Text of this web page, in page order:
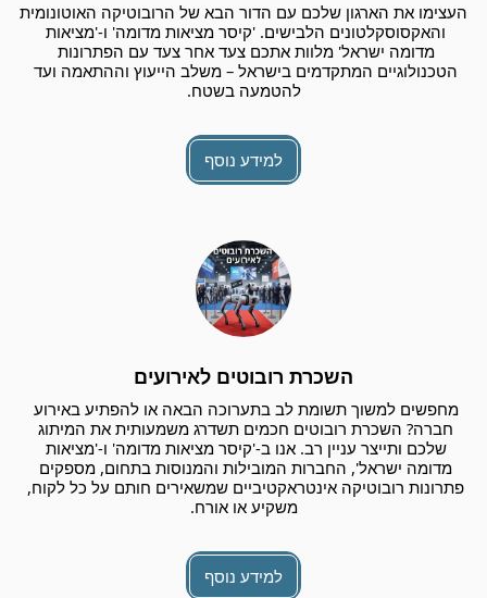
העצימו את הארגון שלכם עם הדור הבא של הרובוטיקה האוטונומית
והאקסוסקלטונים הלבישים. 'קיסר מציאות מדומה' ו-'מציאות
מדומה ישראל' מלוות אתכם צעד אחר צעד עם הפתרונות
הטכנולוגיים המתקדמים בישראל – משלב הייעוץ וההתאמה ועד
להטמעה בשטח.
למידע נוסף
השכרת רובוטים לאירועים
מחפשים למשוך תשומת לב בתערוכה הבאה או להפתיע באירוע
חברה? השכרת רובוטים חכמים תשדרג משמעותית את המיתוג
שלכם ותייצר עניין רב. אנו ב-'קיסר מציאות מדומה' ו-'מציאות
מדומה ישראל', החברות המובילות והמנוסות בתחום, מספקים
פתרונות רובוטיקה אינטראקטיביים שמשאירים חותם על כל לקוח,
משקיע או אורח.
למידע נוסף